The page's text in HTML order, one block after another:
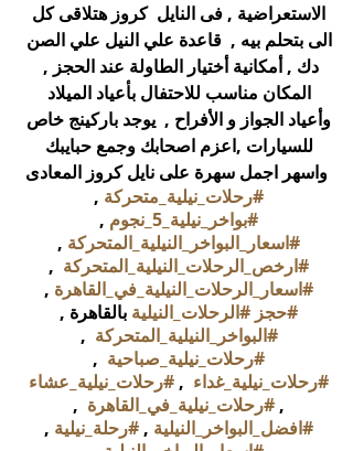
الاستعراضية , فى النايل كروز هتلاقى كل
الى بتحلم بيه , قاعدة علي النيل علي الصن
دك , أمكانية أختيار الطاولة عند الحجز ,
المكان مناسب للاحتفال بأعياد الميلاد
وأعياد الجواز و الأفراح ,  يوجد باركينج خاص
للسيارات ,اعزم اصحابك وجمع حبايبك
واسهر اجمل سهرة على نايل كروز المعادى
#رحلات_نيلية_متحركة ,
#بواخر_نيلية_5_نجوم
,
#اسعار_البواخر_النيلية_المتحركة ,
#ارخص_الرحلات_النيلية_المتحركة
  ,
#اسعار_الرحلات_النيلية_في_القاهرة ,
#حجز #الرحلات_النيلية بالقاهرة ,
#البواخر_النيلية_المتحركة
  ,
#رحلات_نيلية_صباحية
  ,
#رحلات_نيلية_غداء
  ,
#رحلات_نيلية_عشاء
, #رحلات_نيلية_في_القاهرة
  ,
#افضل_البواخر_النيلية , #رحلة_نيلية ,